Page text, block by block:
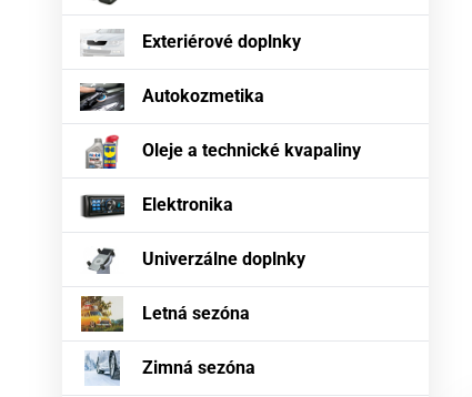
Exteriérové doplnky
Autokozmetika
Oleje a technické kvapaliny
Elektronika
Univerzálne doplnky
Letná sezóna
Zimná sezóna